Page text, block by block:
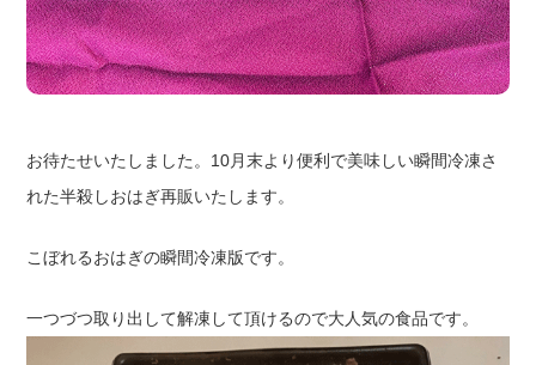
お待たせいたしました。10月末より便利で美味しい瞬間冷凍さ
れた半殺しおはぎ再販いたします。
こぼれるおはぎの瞬間冷凍版です。
一つづつ取り出して解凍して頂けるので大人気の食品です。